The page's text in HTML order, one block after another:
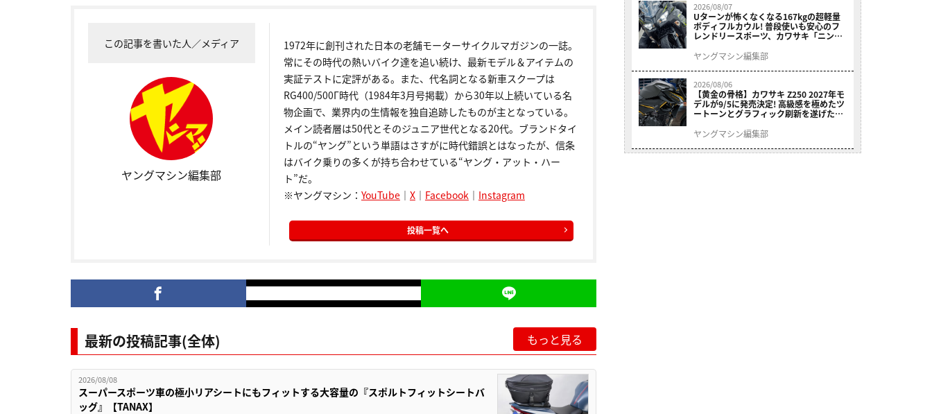
この記事を書いた人／メディア
ヤングマシン編集部
1972年に創刊された日本の老舗モーターサイクルマガジンの一誌。
常にその時代の熱いバイク達を追い続け、最新モデル＆アイテムの
実証テストに定評がある。また、代名詞となる新車スクープは
RG400/500Γ時代（1984年3月号掲載）から30年以上続いている名
物企画で、業界内の生情報を独自追跡したものが主となっている。
メイン読者層は50代とそのジュニア世代となる20代。ブランドタイ
トルの“ヤング”という単語はさすがに時代錯誤とはなったが、信条
はバイク乗りの多くが持ち合わせている“ヤング・アット・ハー
ト”だ。
※ヤングマシン： YouTube｜ X｜ Facebook｜ Instagram
投稿一覧へ
最新の投稿記事(全体) もっと見る
2026/08/08
スーパースポーツ車の極小リアシートにもフィットする大容量の『スポルトフィットシートバ
ッグ』【TANAX】
2026/08/07
Uターンが怖くなくなる167kgの超軽量
ボディフルカウル! 普段使いも安心のフ
レンドリースポーツ、カワサキ「ニンジ
9/5発売
ヤングマシン編集部
2026/08/06
【黄金の骨格】カワサキ Z250 2027年モ
デルが9/5に発売決定! 高級感を極めたツ
ートーンとグラフィック刷新を遂げた本
ヤングマシン編集部